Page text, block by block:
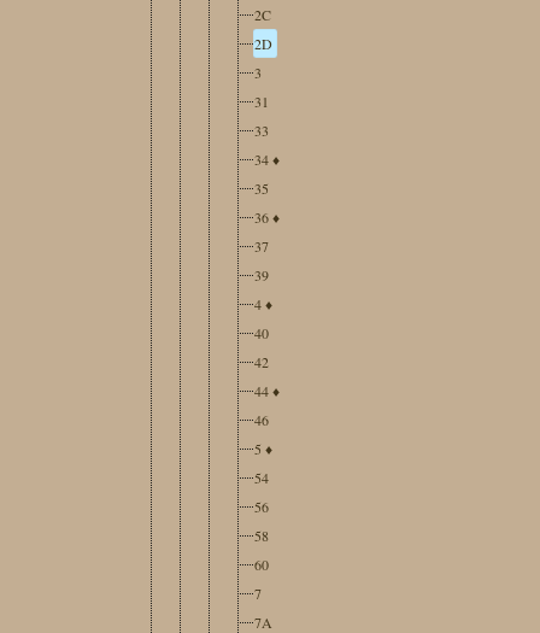
2C
2D
3
31
33
34♦
35
36♦
37
39
4♦
40
42
44♦
46
5 ♦
54
56
58
60
7
7A